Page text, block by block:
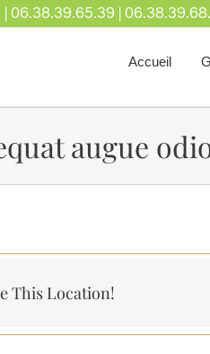
06.38.39.65.39 |
Accueil
augue
This Location!